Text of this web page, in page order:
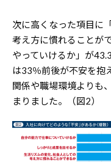
次に高くなった項目に
考え方に慣れることが
やっていけるか」が
は33％前後が不安を抱
関係や職場環境よりも
まりました。（図2）